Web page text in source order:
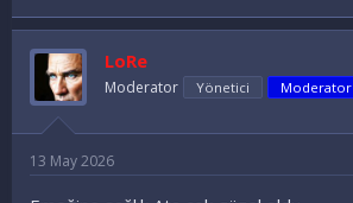
LoRe
Moderator Yönetici Moderator
13 May 2026